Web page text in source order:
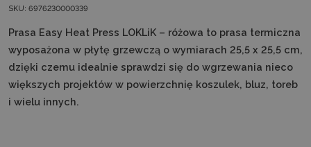
SKU: 6976230000339
Prasa Easy Heat Press LOKLiK – różowa to prasa termiczna
wyposażona w płytę grzewczą o wymiarach 25,5 x 25,5 cm,
dzięki czemu idealnie sprawdzi się do wgrzewania nieco
większych projektów w powierzchnię koszulek, bluz, toreb
i wielu innych.